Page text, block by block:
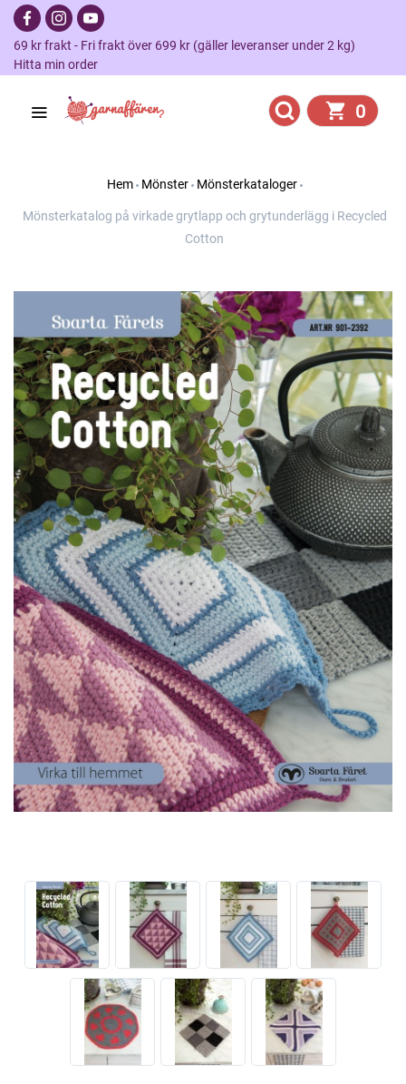
69 kr frakt - Fri frakt över 699 kr (gäller leveranser under 2 kg)
Hitta min order
0
Hem Mönster Mönsterkataloger
Mönsterkatalog på virkade grytlapp och grytunderlägg i Recycled
Cotton